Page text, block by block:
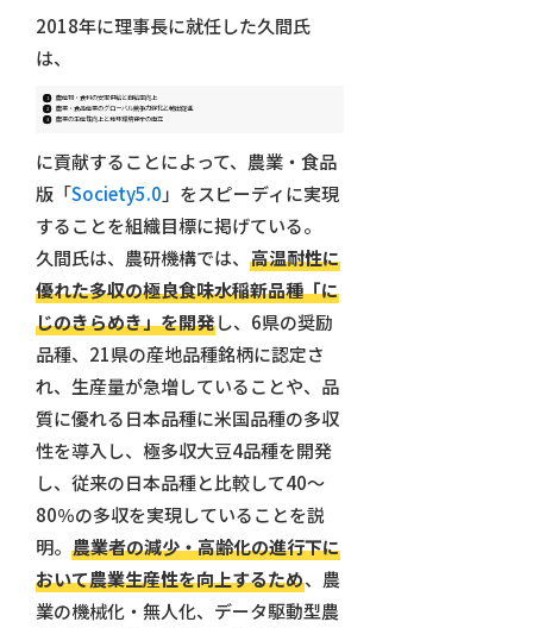
2018年に理事長に就任した久間氏
は、
農産物・食料の安定供給と自給率向上
農業・食品産業のグローバル競争力強化と輸出促進
農業の生産性向上と地球環境保全の両立
に貢献することによって、農業・食品
版「Society5.0 」をスピーディに実現
することを組織目標に掲げている。
久間氏は、農研機構では、 高温耐性に
優れた多収の極良食味水稲新品種「に
じのきらめき」を開発し、6県の奨励
品種、21県の産地品種銘柄に認定さ
れ、生産量が急増していることや、品
質に優れる日本品種に米国品種の多収
性を導入し、極多収大豆4品種を開発
し、従来の日本品種と比較して40～
80％の多収を実現していることを説
明。 農業者の減少・高齢化の進行下に
おいて農業生産性を向上するため、農
業の機械化・無人化、データ駆動型農